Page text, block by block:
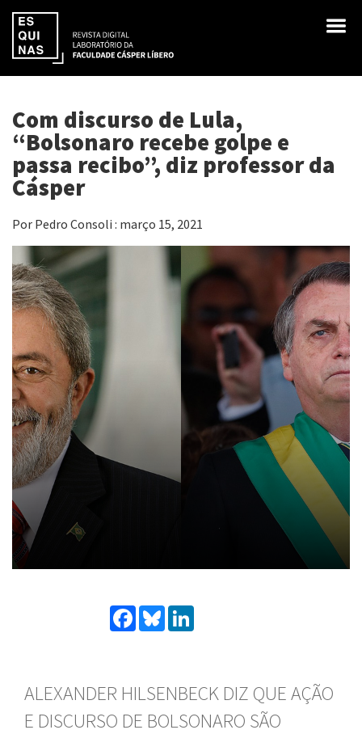
Com discurso de Lula,
“Bolsonaro recebe golpe e
passa recibo”, diz professor da
Cásper
Por Pedro Consoli : março 15, 2021
Facebook
Bluesky
ALEXANDER HILSENBECK DIZ QUE AÇÃO
E DISCURSO DE BOLSONARO SÃO